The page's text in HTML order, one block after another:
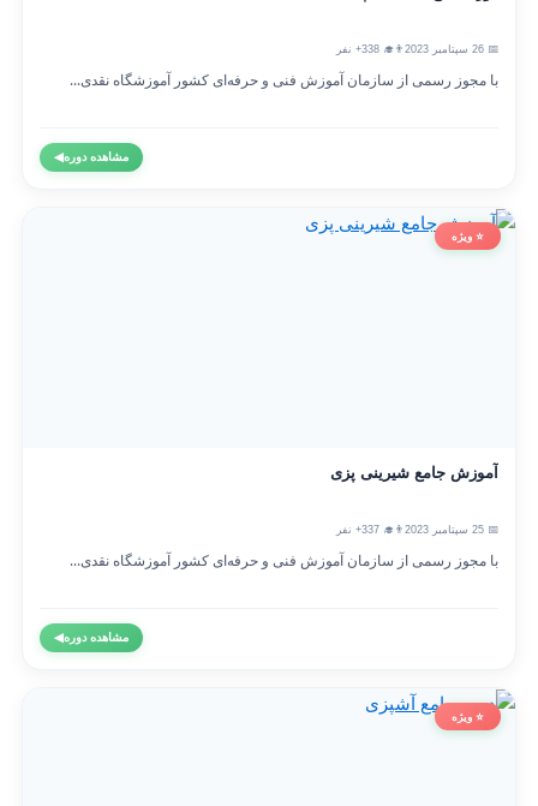
👨‍🎓 338+ نفر
با مجوز رسمی از سازمان آموزش فنی و حرفه‌ای کشور آموزشگاه نقدی...
مشاهده دوره◀
⭐ ویژه
آموزش جامع شیرینی پزی
👨‍🎓 337+ نفر
با مجوز رسمی از سازمان آموزش فنی و حرفه‌ای کشور آموزشگاه نقدی...
مشاهده دوره◀
⭐ ویژه